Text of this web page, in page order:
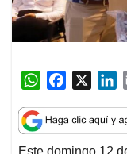
W
a
t
c
e
n
k